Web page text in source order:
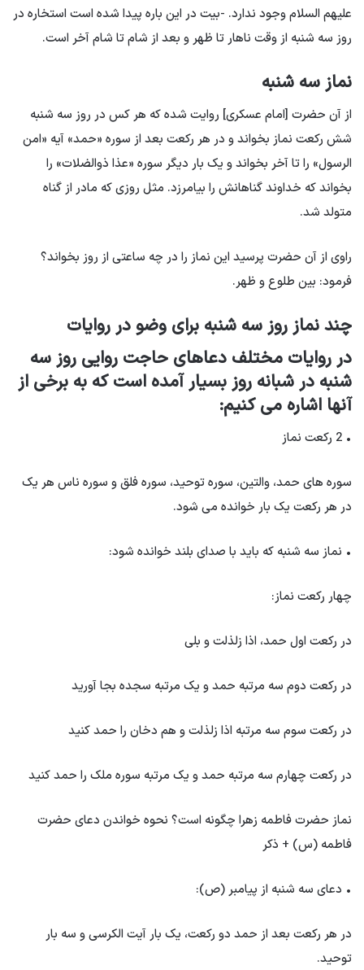
علیهم السلام وجود ندارد. -بیت در این باره پیدا شده است استخاره در
روز سه شنبه از وقت ناهار تا ظهر و بعد از شام تا شام آخر است.
نماز سه شنبه
از آن حضرت [امام عسکری] روایت شده که هر کس در روز سه شنبه
شش رکعت نماز بخواند و در هر رکعت بعد از سوره «حمد» آیه «امن
الرسول» را تا آخر بخواند و یک بار دیگر سوره «عذا ذوالضلات» را
بخواند که خداوند گناهانش را بیامرزد. مثل روزی که مادر از گناه
متولد شد.
راوی از آن حضرت پرسید این نماز را در چه ساعتی از روز بخواند؟
فرمود: بین طلوع و ظهر.
چند نماز روز سه شنبه برای وضو در روایات
در روایات مختلف دعاهای حاجت روایی روز سه
شنبه در شبانه روز بسیار آمده است که به برخی از
آنها اشاره می کنیم:
• 2 رکعت نماز
سوره های حمد، والتین، سوره توحید، سوره فلق و سوره ناس هر یک
در هر رکعت یک بار خوانده می شود.
• نماز سه شنبه که باید با صدای بلند خوانده شود:
چهار رکعت نماز:
در رکعت اول حمد، اذا زلذلت و بلی
در رکعت دوم سه مرتبه حمد و یک مرتبه سجده بجا آورید
در رکعت سوم سه مرتبه اذا زلذلت و هم دخان را حمد کنید
در رکعت چهارم سه مرتبه حمد و یک مرتبه سوره ملک را حمد کنید
نماز حضرت فاطمه زهرا چگونه است؟ نحوه خواندن دعای حضرت
فاطمه (س) + ذکر
• دعای سه شنبه از پیامبر (ص):
در هر رکعت بعد از حمد دو رکعت، یک بار آیت الکرسی و سه بار
توحید.